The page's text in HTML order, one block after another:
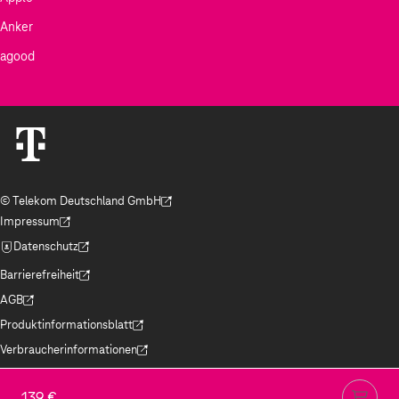
Anker
agood
© Telekom Deutschland GmbH
(Der Link wird in einem neuen Tab geöffnet)
Impressum
(Der Link wird in einem neuen Tab geöffnet)
Datenschutz
(Der Link wird in einem neuen Tab geöffnet)
Barrierefreiheit
(Der Link wird in einem neuen Tab geöffnet)
AGB
(Der Link wird in einem neuen Tab geöffnet)
Produktinformationsblatt
(Der Link wird in einem neuen Tab geöffnet)
Verbraucherinformationen
(Der Link wird in einem neuen Tab geöffnet)